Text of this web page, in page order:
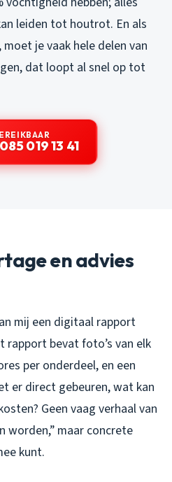
leiden tot houtrot. En als
je vaak hele delen van
dat loopt al snel op tot
019 13 41
en advies
mij een digitaal rapport
rapport bevat foto’s van elk
per onderdeel, en een
er direct gebeuren, wat kan
Geen vaag verhaal van
worden,” maar concrete
kunt.